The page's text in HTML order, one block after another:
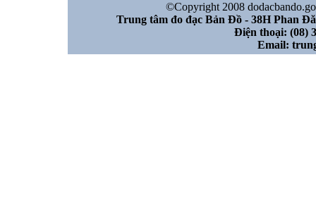
©Copyright 2008
Trung tâm đo đạc Bản Đồ - 38H Phan
Điện thoại: (08)
Email: